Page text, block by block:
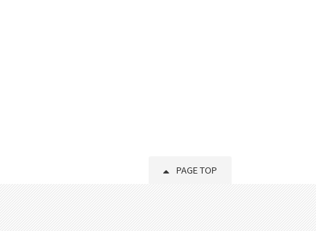
PAGE TOP